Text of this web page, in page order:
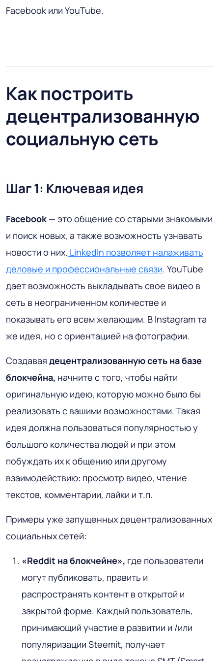
Facebook или YouTube.
Как построить
децентрализованную
социальную сеть
Шаг 1: Ключевая идея
Facebook — это общение со старыми знакомыми
и поиск новых, а также возможность узнавать
новости о них. LinkedIn позволяет налаживать
деловые и профессиональные связи. YouTube
дает возможность выкладывать свое видео в
сеть в неограниченном количестве и
показывать его всем желающим. В Instagram та
же идея, но с ориентацией на фотографии.
Создавая децентрализованную сеть на базе
блокчейна, начните с того, чтобы найти
оригинальную идею, которую можно было бы
реализовать с вашими возможностями. Такая
идея должна пользоваться популярностью у
большого количества людей и при этом
побуждать их к общению или другому
взаимодействию: просмотр видео, чтение
текстов, комментарии, лайки и т.п.
Примеры уже запущенных децентрализованных
социальных сетей:
«Reddit на блокчейне», где пользователи
могут публиковать, править и
распространять контент в открытой и
закрытой форме. Каждый пользователь,
принимающий участие в развитии и /или
популяризации Steemit, получает